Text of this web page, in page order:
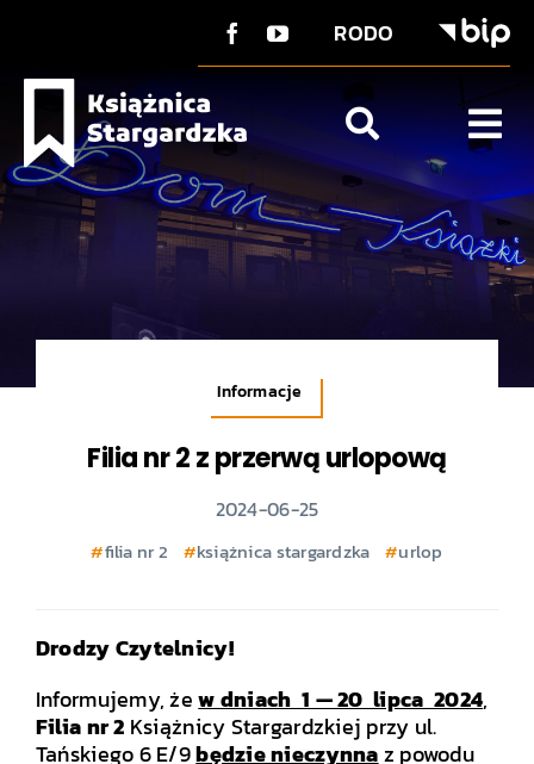
RODO
O Książnicy
Kontakt
Informacje
Filia nr 2 z przerwą urlopową
2024-06-25
filia nr 2 książnica stargardzka urlop
Drodzy Czytelnicy!
Informujemy, żew dniach 1 — 20 lipca 2024,
Filia nr 2 Książnicy Stargardzkiej przy ul.
Tańskiego 6 E/9będzie nieczynnaz powodu